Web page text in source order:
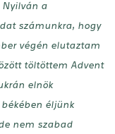
Nyilván a
számunkra, hogy
végén elutaztam
töltöttem Advent
elnök
éljünk
nem szabad